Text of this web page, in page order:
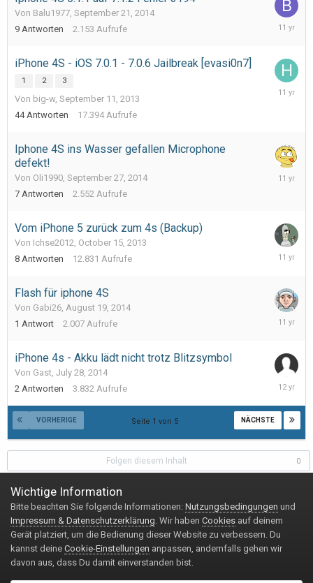
Von Balu1977, September 21, 2014
9 Antworten 2.153 Aufrufe
October
iPhone 4S - iOS 7.0.1 - 7.0.6 Jailbreak [evasi0n7]
1 2 3
Von big-w, September 11, 2013
44 Antworten 17.394 Aufrufe
Iphone 4S ins Wasser gefallen Microphone
defekt!
Von Oli1990, September 27, 2014
7 Antworten 2.552 Aufrufe
Vom iPhone 5 zurück zum 4s (Backup)
Von Ichse2012, October 15, 2013
8 Antworten 12.831 Aufrufe
August
Flash für iphone 4S
Von Gabi26, August 19, 2014
1 Antwort 2.007 Aufrufe
August
iPhone 4s - Akku lädt nicht trotz Blitzsymbol
Von Gast, July 28, 2014
2 Antworten 3.832 Aufrufe
July
2014
VORHERIGE NÄCHSTE
Seite 1 von 5
Folgen diesem Inhalt 0
Impressum & Datenschutzerklärung Kontakt
Copyright © 2020 Handy-FAQ.de
Powered by Invision Community
Wichtige Information
Bitte beachten Sie folgende Informationen: Nutzungsbedingungen und
Impressum & Datenschutzerklärung. Wir haben Cookies auf deinem
Gerät platziert, um die Bedienung dieser Website zu verbessern. Du
kannst deine Cookie-Einstellungen anpassen, andernfalls gehen wir
davon aus, dass Du damit einverstanden bist.